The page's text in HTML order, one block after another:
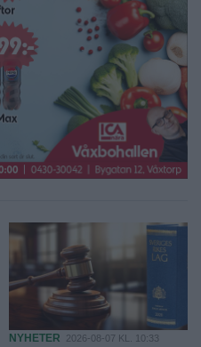
NYHETER 2026-08-07 KL. 10:33